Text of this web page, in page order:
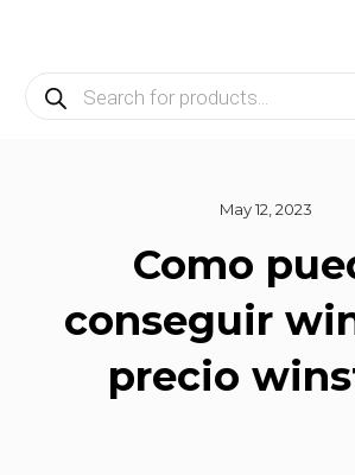
May 12, 2023
Como
conseguir
precio